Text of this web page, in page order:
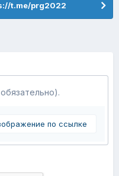
t.me/prg2022
по ссылке